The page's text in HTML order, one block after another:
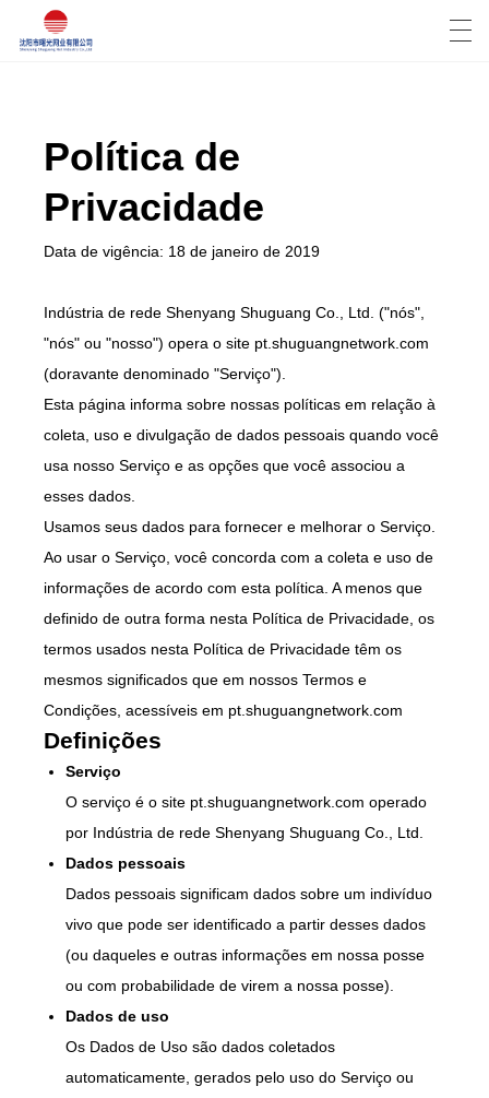
CASA
PRODUTOS
NOTÍCIA
SHOW DE FÁBRICA
SOBRE NÓS
Política de
Privacidade
Data de vigência: 18 de janeiro de 2019
Indústria de rede Shenyang Shuguang Co., Ltd. ("nós",
"nós" ou "nosso") opera o site pt.shuguangnetwork.com
(doravante denominado "Serviço").
Esta página informa sobre nossas políticas em relação à
coleta, uso e divulgação de dados pessoais quando você
usa nosso Serviço e as opções que você associou a
esses dados.
Usamos seus dados para fornecer e melhorar o Serviço.
Ao usar o Serviço, você concorda com a coleta e uso de
informações de acordo com esta política. A menos que
definido de outra forma nesta Política de Privacidade, os
termos usados nesta Política de Privacidade têm os
mesmos significados que em nossos Termos e
Condições, acessíveis em pt.shuguangnetwork.com
Definições
Serviço
O serviço é o site pt.shuguangnetwork.com operado
por Indústria de rede Shenyang Shuguang Co., Ltd.
Dados pessoais
Dados pessoais significam dados sobre um indivíduo
vivo que pode ser identificado a partir desses dados
(ou daqueles e outras informações em nossa posse
ou com probabilidade de virem a nossa posse).
Dados de uso
Os Dados de Uso são dados coletados
automaticamente, gerados pelo uso do Serviço ou